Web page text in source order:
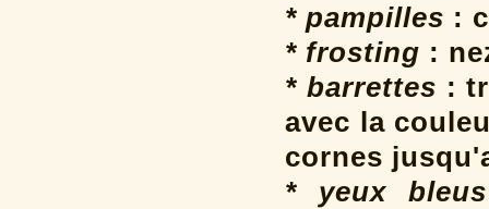
* pampilles :
* frosting :
* barrettes :
avec la
cornes
* yeux bleus